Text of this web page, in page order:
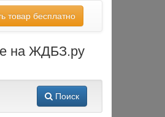
товар бесплатно
на ЖДБЗ.ру
Поиск